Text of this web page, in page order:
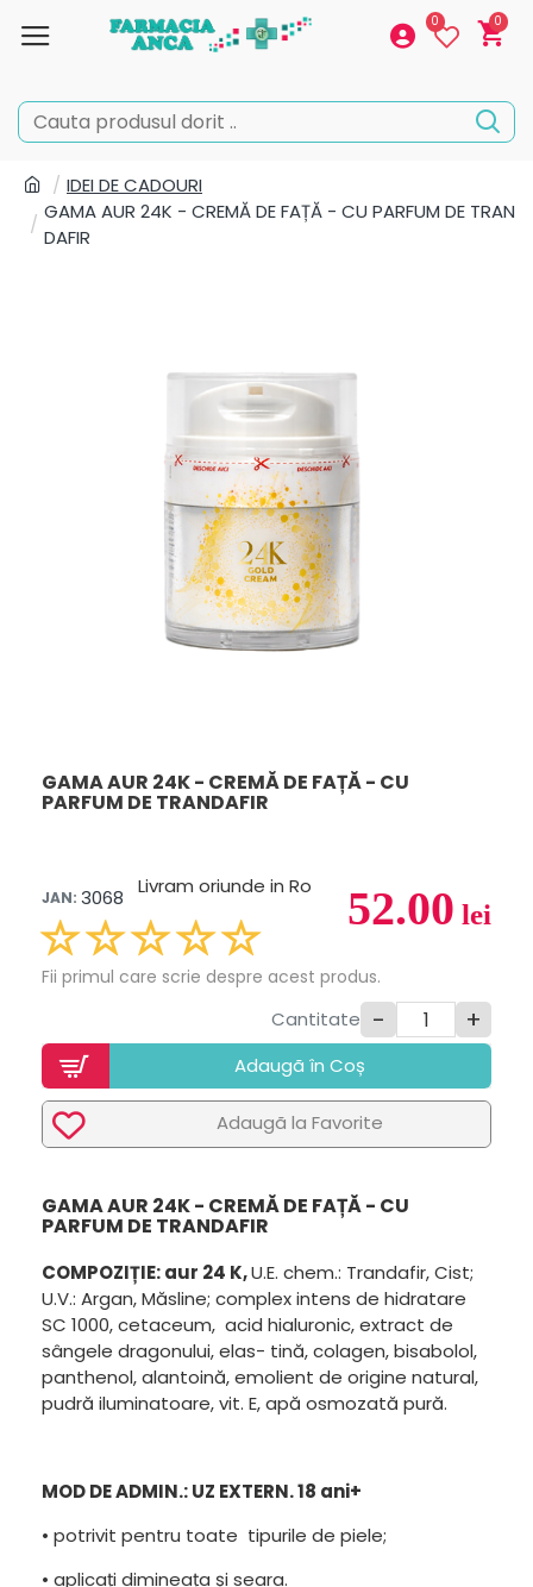
0 0
IDEI DE CADOURI
GAMA AUR 24K - CREMĂ DE FAȚĂ - CU PARFUM DE TRAN
DAFIR
GAMA AUR 24K - CREMĂ DE FAȚĂ - CU
PARFUM DE TRANDAFIR
52.00 lei
JAN: 3068 Livram oriunde in Ro
Fii primul care scrie despre acest produs.
Cantitate - +
Adaugã în Coș
Adaugã la Favorite
GAMA AUR 24K - CREMĂ DE FAȚĂ - CU
PARFUM DE TRANDAFIR
COMPOZIȚIE: aur 24 K,U.E. chem.: Trandafir, Cist;
U.V.: Argan, Măsline; complex intens de hidratare
SC 1000, cetaceum, acid hialuronic, extract de
sângele dragonului, elas- tină, colagen, bisabolol,
panthenol, alantoină, emolient de origine natural,
pudră iluminatoare, vit. E, apă osmozată pură.
MOD DE ADMIN.: UZ EXTERN. 18 ani+
• potrivit pentru toate tipurile de piele;
• aplicați dimineața și seara.